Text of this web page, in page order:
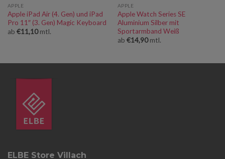
APPLE
Apple iPad Air (4. Gen) und iPad
Pro 11″ (3. Gen) Magic Keyboard
ab €11,10mtl.
APPLE
Apple Watch Series SE
Aluminium Silber mit
Sportarmband Weiß
ab €14,90mtl.
ELBE Store Villach